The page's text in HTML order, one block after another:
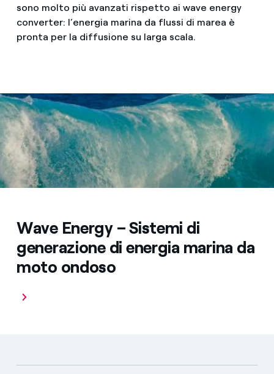
sono molto più avanzati rispetto ai wave energy
converter: l’energia marina da flussi di marea è
pronta per la diffusione su larga scala.
Wave Energy – Sistemi di
generazione di energia marina da
moto ondoso